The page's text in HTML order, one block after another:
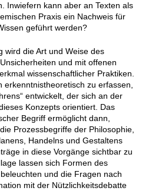
Inwiefern kann aber an Texten als
Praxis ein Nachweis für
geführt werden?
wird die Art und Weise des
und mit offenen
wissenschaftlicher Praktiken.
erkenntnistheoretisch zu erfassen,
entwickelt, der sich an der
Konzepts orientiert. Das
Begriff ermöglicht dann,
Prozessbegriffe der Philosophie,
Handelns und Gestaltens
in diese Vorgänge sichtbar zu
lassen sich Formen des
und die Fragen nach
mit der Nützlichkeitsdebatte